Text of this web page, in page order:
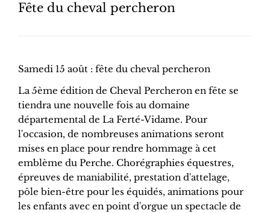
Fête du cheval percheron
Samedi 15 août : fête du cheval percheron
La 5ème édition de Cheval Percheron en fête se
tiendra une nouvelle fois au domaine
départemental de La Ferté-Vidame. Pour
l'occasion, de nombreuses animations seront
mises en place pour rendre hommage à cet
emblème du Perche. Chorégraphies équestres,
épreuves de maniabilité, prestation d'attelage,
pôle bien-être pour les équidés, animations pour
les enfants avec en point d'orgue un spectacle de